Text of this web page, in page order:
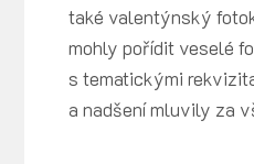
také valentýnský
mohly pořídit veselé
s tematickými
a nadšení mluvily za